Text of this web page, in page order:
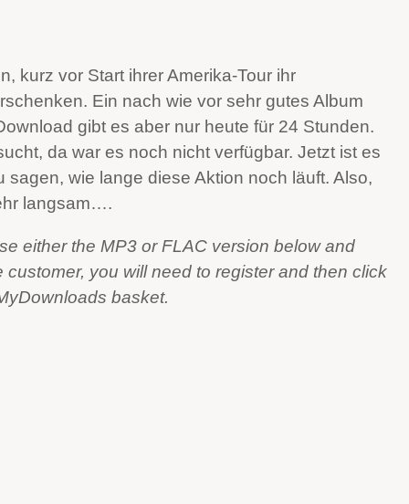
kurz vor Start ihrer Amerika-Tour ihr
Ein nach wie vor sehr gutes Album
gibt es aber nur heute für 24 Stunden.
da war es noch nicht verfügbar. Jetzt ist es
wie lange diese Aktion noch läuft. Also,
langsam….
either the MP3 or FLAC version below and
you will need to register and then click
basket.